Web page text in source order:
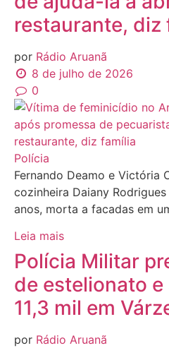
restaurante, diz
por Rádio Aruanã
8 de julho de 2026
0
Polícia
Fernando Deamo e Victória
cozinheira Daiany
anos, morta a facadas em
Leia mais
Polícia Militar
de estelionato e
11,3 mil em
por Rádio Aruanã